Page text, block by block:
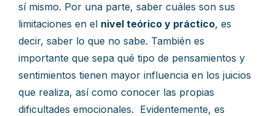
sí mismo. Por una parte, saber cuáles son sus
limitaciones en el nivel teórico y práctico, es
decir, saber lo que no sabe. También es
importante que sepa qué tipo de pensamientos y
sentimientos tienen mayor influencia en los juicios
que realiza, así como conocer las propias
dificultades emocionales. Evidentemente, es